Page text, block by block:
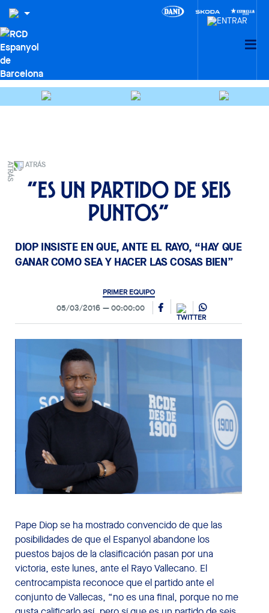
ATRÁS
“Es un partido de seis
puntos”
DIOP INSISTE EN QUE, ANTE EL RAYO, “HAY QUE
GANAR COMO SEA Y HACER LAS COSAS BIEN”
PRIMER EQUIPO
05/03/2016 00:00:00
Pape Diop se ha mostrado convencido de que las
posibilidades de que el Espanyol abandone los
puestos bajos de la clasificación pasan por una
victoria, este lunes, ante el Rayo Vallecano. El
centrocampista reconoce que el partido ante el
conjunto de Vallecas, “no es una final, porque no me